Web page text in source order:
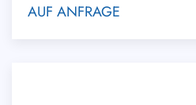
AUF ANFRAGE